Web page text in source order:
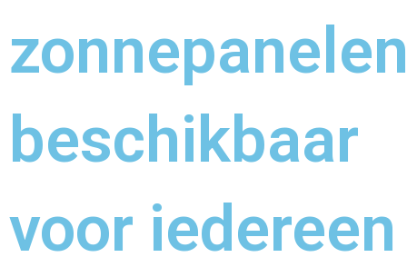
beschikbaar
voor iedereen